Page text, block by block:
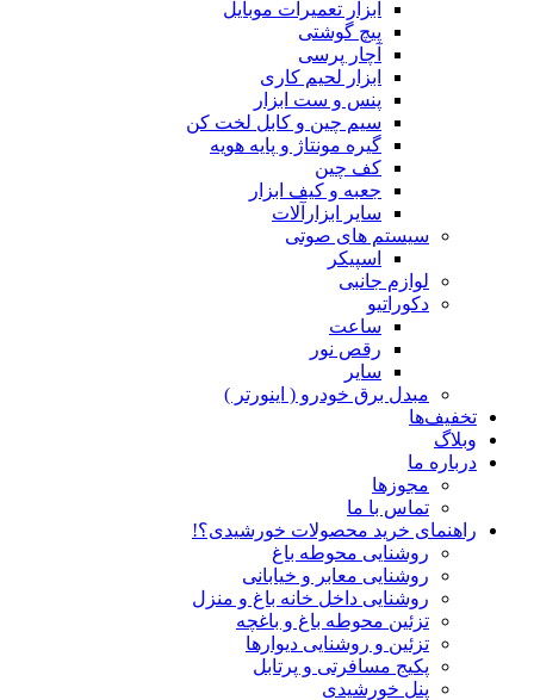
ابزار تعمیرات موبایل
پیچ گوشتی
آچار پرسی
ابزار لحیم کاری
پنس و ست ابزار
سیم چین و کابل لخت کن
گیره مونتاژ و پایه هویه
کف چین
جعبه و کیف ابزار
سایر ابزارآلات
سیستم های صوتی
اسپیکر
لوازم جانبی
دکوراتیو
ساعت
رقص نور
سایر
مبدل برق خودرو ( اینورتر )
تخفیف‌ها
وبلاگ
درباره ما
مجوزها
تماس با ما
راهنمای خرید محصولات خورشیدی؟!
روشنایی محوطه باغ
روشنایی معابر و خیابانی
روشنایی داخل خانه باغ و منزل
تزئین محوطه باغ و باغچه
تزئین و روشنایی دیوارها
پکیج مسافرتی و پرتابل
پنل خورشیدی